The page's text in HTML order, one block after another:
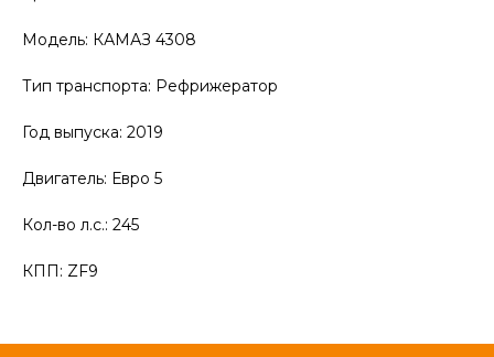
Модель: КАМАЗ 4308
Тип транспорта: Рефрижератор
Год выпуска: 2019
Двигатель: Евро 5
Кол-во л.с.: 245
КПП: ZF9